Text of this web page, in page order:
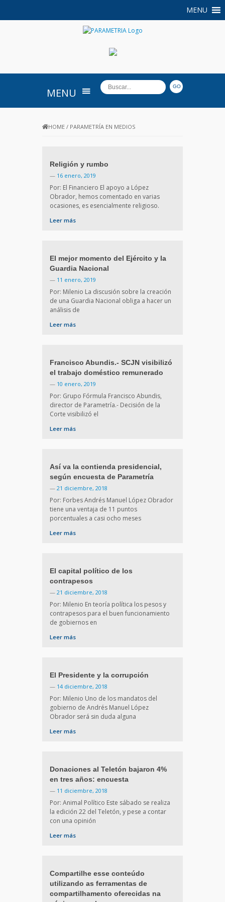
MENU
PARAMETRIA
MENU
HOME / PARAMETRÍA EN MEDIOS
Religión y rumbo
— 16 enero, 2019
Por: El Financiero El apoyo a López
Obrador, hemos comentado en varias
ocasiones, es esencialmente religioso.
Leer más
El mejor momento del Ejército y la
Guardia Nacional
— 11 enero, 2019
Por: Milenio La discusión sobre la creación
de una Guardia Nacional obliga a hacer un
análisis de
Leer más
Francisco Abundis.- SCJN visibilizó
el trabajo doméstico remunerado
— 10 enero, 2019
Por: Grupo Fórmula Francisco Abundis,
director de Parametría.- Decisión de la
Corte visibilizó el
Leer más
Así va la contienda presidencial,
según encuesta de Parametría
— 21 diciembre, 2018
Por: Forbes Andrés Manuel López Obrador
tiene una ventaja de 11 puntos
porcentuales a casi ocho meses
Leer más
El capital político de los
contrapesos
— 21 diciembre, 2018
Por: Milenio En teoría política los pesos y
contrapesos para el buen funcionamiento
de gobiernos en
Leer más
El Presidente y la corrupción
— 14 diciembre, 2018
Por: Milenio Uno de los mandatos del
gobierno de Andrés Manuel López
Obrador será sin duda alguna
Leer más
Donaciones al Teletón bajaron 4%
en tres años: encuesta
— 11 diciembre, 2018
Por: Animal Político Este sábado se realiza
la edición 22 del Teletón, y pese a contar
con una opinión
Leer más
Compartilhe esse conteúdo
utilizando as ferramentas de
compartilhamento oferecidas na